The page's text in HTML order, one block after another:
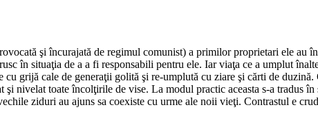
şi încurajată de regimul comunist) a primilor proprietari ele au
în situaţia de a a fi responsabili pentru ele. Iar viaţa ce a umplut
grijă cale de generaţii golită şi re-umplută cu ziare şi cărti de
nivelat toate încolţirile de vise. La modul practic aceasta s-a tradus
ziduri au ajuns sa coexiste cu urme ale noii vieţi. Contrastul e